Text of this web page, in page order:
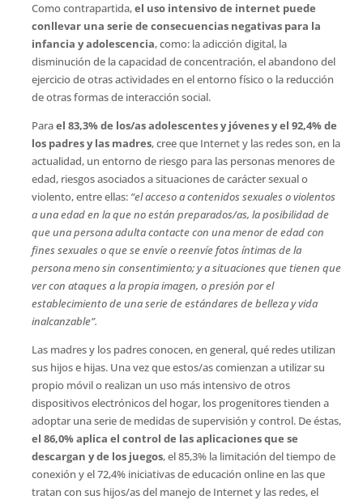
Como contrapartida,el uso intensivo de internet puede
conllevar una serie de consecuencias negativas para la
infancia y adolescencia, como: la adicción digital, la
disminución de la capacidad de concentración, el abandono del
ejercicio de otras actividades en el entorno físico o la reducción
de otras formas de interacción social.
Parael 83,3% de los/as adolescentes y jóvenes y el 92,4% de
los padres y las madres, cree que Internet y las redes son, en la
actualidad, un entorno de riesgo para las personas menores de
edad, riesgos asociados a situaciones de carácter sexual o
violento, entre ellas: “el acceso a contenidos sexuales o violentos
a una edad en la que no están preparados/as, la posibilidad de
que una persona adulta contacte con una menor de edad con
fines sexuales o que se envíe o reenvíe fotos íntimas de la
persona meno sin consentimiento; y a situaciones que tienen que
ver con ataques a la propia imagen, o presión por el
establecimiento de una serie de estándares de belleza y vida
inalcanzable”.
Las madres y los padres conocen, en general, qué redes utilizan
sus hijos e hijas. Una vez que estos/as comienzan a utilizar su
propio móvil o realizan un uso más intensivo de otros
dispositivos electrónicos del hogar, los progenitores tienden a
adoptar una serie de medidas de supervisión y control. De éstas,
el 86,0% aplica el control de las aplicaciones que se
descargan y de los juegos, el 85,3% la limitación del tiempo de
conexión y el 72,4% iniciativas de educación online en las que
tratan con sus hijos/as del manejo de Internet y las redes, el